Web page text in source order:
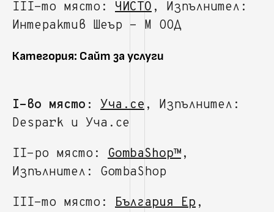
III-то място: ЧИСТО, Изпълнител:
Интерактив Шеър - М ООД
Категория: Сайт за услуги
I-во място: Уча.се, Изпълнител:
Despark и Уча.се
II-ро място: GombaShop™,
Изпълнител: GombaShop
III-то място: България Ер,